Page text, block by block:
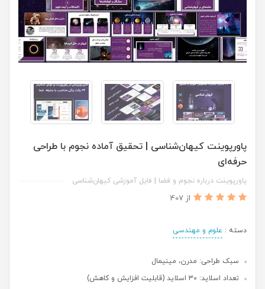
پاورپوینت کیهان‌شناسی | تحقیق آماده نجوم با طراحی
حرفه‌ای
پاورپوینت درباره نجوم و فضا | فایل آموزشی کیهان‌شناسی
از 407
دسته : علوم و مهندسی
سبک طراحی: مدرن،‌ مینیمال
تعداد اسلاید: 30 اسلاید (قابلیت افزایش و کاهش)